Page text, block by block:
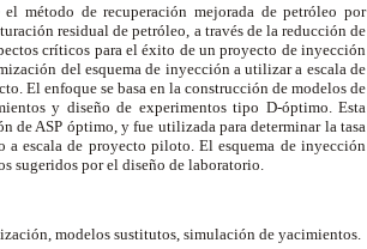
método de recuperación mejorada de petróleo por
residual de petróleo, a través de la reducción de
críticos para el éxito de un proyecto de inyección
del esquema de inyección a utilizar a escala de
El enfoque se basa en la construcción de modelos de
y diseño de experimentos tipo D-óptimo. Esta
de ASP óptimo, y fue utilizada para determinar la tasa
escala de proyecto piloto. El esquema de inyección
sugeridos por el diseño de laboratorio.
modelos sustitutos, simulación de yacimientos.